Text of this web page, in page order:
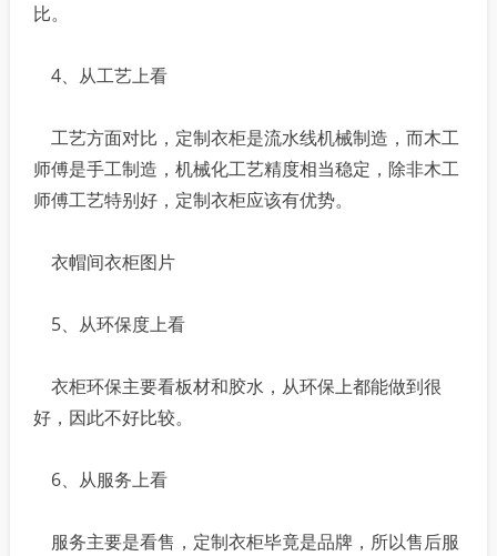
比。
4、从工艺上看
工艺方面对比，定制衣柜是流水线机械制造，而木工
师傅是手工制造，机械化工艺精度相当稳定，除非木工
师傅工艺特别好，定制衣柜应该有优势。
衣帽间衣柜图片
5、从环保度上看
衣柜环保主要看板材和胶水，从环保上都能做到很
好，因此不好比较。
6、从服务上看
服务主要是看售，定制衣柜毕竟是品牌，所以售后服